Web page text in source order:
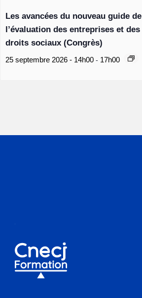
Les avancées du nouveau guide de
l’évaluation des entreprises et des
droits sociaux (Congrès)
25 septembre 2026 - 14h00 - 17h00